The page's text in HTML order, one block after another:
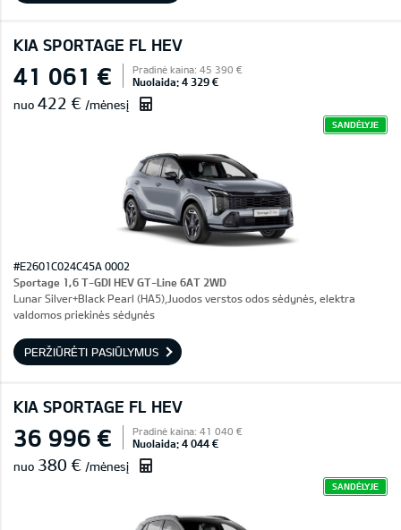
KIA SPORTAGE FL HEV
41 061 € Pradinė kaina: 45 390 €
Nuolaida: 4 329 €
nuo 422 € /mėnesį
SANDĖLYJE
#E2601C024C45A 0002
Sportage 1,6 T-GDI HEV GT-Line 6AT 2WD
Lunar Silver+Black Pearl (HA5),Juodos verstos odos sėdynės, elektra
valdomos priekinės sėdynės
PERŽIŪRĖTI PASIŪLYMUS
KIA SPORTAGE FL HEV
36 996 € Pradinė kaina: 41 040 €
Nuolaida: 4 044 €
nuo 380 € /mėnesį
SANDĖLYJE